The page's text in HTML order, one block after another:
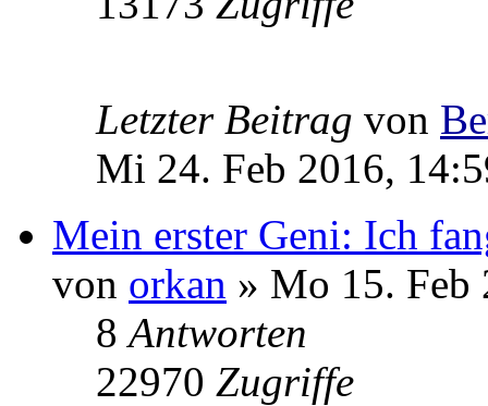
Letzter Beitrag von
Mi 24. Feb 2016,
Mein erster Geni: Ich
von orkan » Mo 15. Feb
8Antworten
22970 Zugriffe